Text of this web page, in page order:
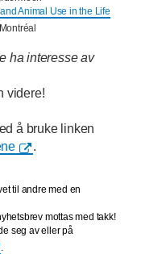
Animal Use in the Life
ha interesse av
videre!
å bruke linken
.
til andre med en
mottas med takk!
seg av eller på
.